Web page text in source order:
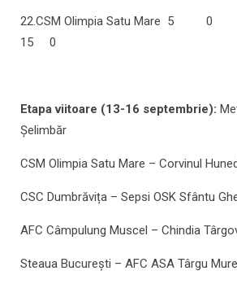
22.CSM Olimpia Satu
15 0
Etapa viitoare (13-16 septembrie):
Șelimbăr
CSM Olimpia Satu Mare – Corvinul
CSC Dumbrăvița – Sepsi OSK Sfântu
AFC Câmpulung Muscel – Chindia
Steaua București – AFC ASA Târgu